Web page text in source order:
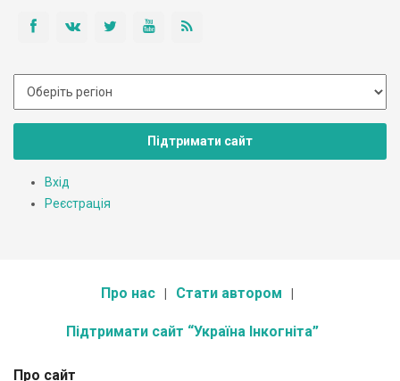
Підтримати сайт
Вхід
Реєстрація
Про нас Стати автором
Підтримати сайт “Україна Інкогніта”
Про сайт